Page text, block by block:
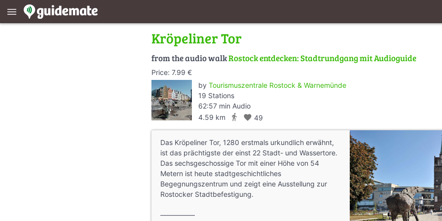
menu
Kröpeliner Tor
from the audio walkRostock entdecken: Stadtrundgang mit Audioguide
Price: 7.99 €
by Tourismuszentrale Rostock & Warnemünde
19 Stations
62:57 min Audio
4.59 km
directions_walk favorite 49
Das Kröpeliner Tor, 1280 erstmals urkundlich erwähnt,
ist das prächtigste der einst 22 Stadt- und Wassertore.
Das sechsgeschossige Tor mit einer Höhe von 54
Metern ist heute stadtgeschichtliches
Begegnungszentrum und zeigt eine Ausstellung zur
Rostocker Stadtbefestigung.
—————